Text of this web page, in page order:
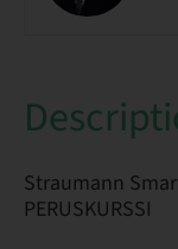
Straumann
PERUSKURSSI